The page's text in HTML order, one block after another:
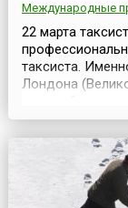
Международные
22 марта
таксиста.
Лондона
Лондонские
от
(«измерение»).
транспор...